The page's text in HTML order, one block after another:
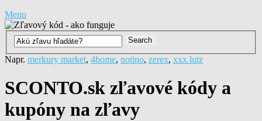
Menu
Napr. merkury market, 4home, notino, zerex, xxx lutz
SCONTO.sk zľavové kódy a
kupóny na zľavy